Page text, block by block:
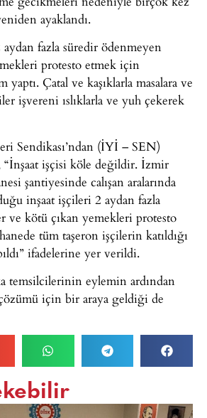
ayaklandı.
aydan fazla süredir ödenmeyen
protesto etmek için
yaptı. Çatal ve kaşıklarla masalara ve
işvereni ıslıklarla ve yuh çekerek
Sendikası’ndan (İYİ – SEN)
“İnşaat işçisi köle değildir. İzmir
şantiyesinde calışan aralarında
inşaat işçileri 2 aydan fazla
ve kötü çıkan yemekleri protesto
tüm taşeron işçilerin katıldığı
ifadelerine yer verildi.
temsilcilerinin eylemin ardından
için bir araya geldiği de